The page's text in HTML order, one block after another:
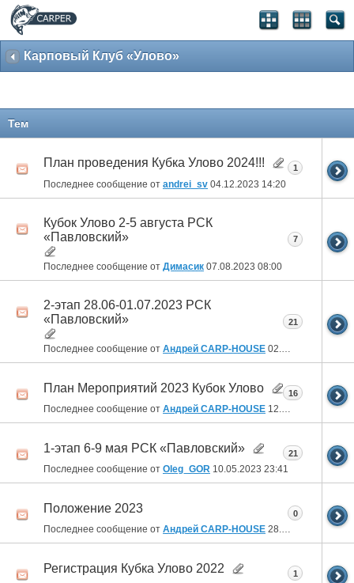
Карповый Клуб «Улово»
Тем
План проведения Кубка Улово 2024!!!
Последнее сообщение от andrei_sv 04.12.2023 14:20
1
Кубок Улово 2-5 августа РСК
«Павловский»
Последнее сообщение от Димасик 07.08.2023 08:00
7
2-этап 28.06-01.07.2023 РСК
«Павловский»
Последнее сообщение от Андрей CARP-HOUSE 02.07.2023
21
План Мероприятий 2023 Кубок Улово
Последнее сообщение от Андрей CARP-HOUSE 12.06.2023 06:48
16
1-этап 6-9 мая РСК «Павловский»
Последнее сообщение от Oleg_GOR 10.05.2023 23:41
21
Положение 2023
Последнее сообщение от Андрей CARP-HOUSE 28.11.2022 13:18
0
Регистрация Кубка Улово 2022 1